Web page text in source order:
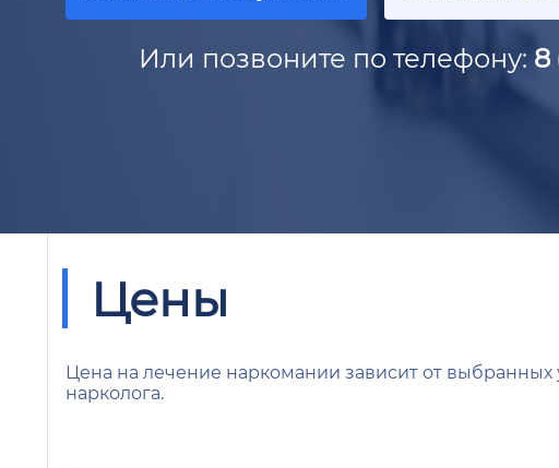
Или позвоните по телефону: 8
Цены
Цена на лечение наркомании зависит от выбранных
нарколога.